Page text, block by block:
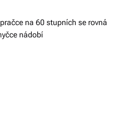
na 60 stupních se rovná
nádobí